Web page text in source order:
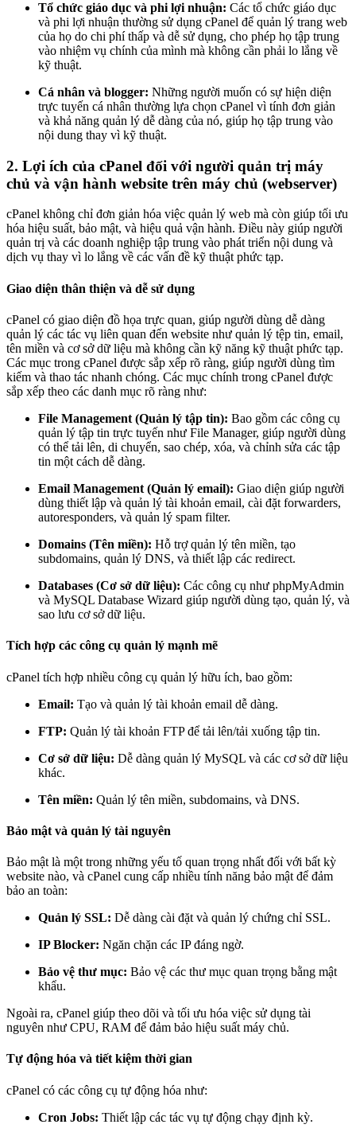
Tổ chức giáo dục và phi lợi nhuận: Các tổ chức giáo dục
và phi lợi nhuận thường sử dụng cPanel để quản lý trang web
của họ do chi phí thấp và dễ sử dụng, cho phép họ tập trung
vào nhiệm vụ chính của mình mà không cần phải lo lắng về
kỹ thuật.
Cá nhân và blogger: Những người muốn có sự hiện diện
trực tuyến cá nhân thường lựa chọn cPanel vì tính đơn giản
và khả năng quản lý dễ dàng của nó, giúp họ tập trung vào
nội dung thay vì kỹ thuật.
2. Lợi ích của cPanel đối với người quản trị máy
chủ và vận hành website trên máy chủ (webserver)
cPanel không chỉ đơn giản hóa việc quản lý web mà còn giúp tối ưu
hóa hiệu suất, bảo mật, và hiệu quả vận hành. Điều này giúp người
quản trị và các doanh nghiệp tập trung vào phát triển nội dung và
dịch vụ thay vì lo lắng về các vấn đề kỹ thuật phức tạp.
Giao diện thân thiện và dễ sử dụng
cPanel có giao diện đồ họa trực quan, giúp người dùng dễ dàng
quản lý các tác vụ liên quan đến website như quản lý tệp tin, email,
tên miền và cơ sở dữ liệu mà không cần kỹ năng kỹ thuật phức tạp.
Các mục trong cPanel được sắp xếp rõ ràng, giúp người dùng tìm
kiếm và thao tác nhanh chóng. Các mục chính trong cPanel được
sắp xếp theo các danh mục rõ ràng như:
File Management (Quản lý tập tin): Bao gồm các công cụ
quản lý tập tin trực tuyến như File Manager, giúp người dùng
có thể tải lên, di chuyển, sao chép, xóa, và chỉnh sửa các tập
tin một cách dễ dàng.
Email Management (Quản lý email): Giao diện giúp người
dùng thiết lập và quản lý tài khoản email, cài đặt forwarders,
autoresponders, và quản lý spam filter.
Domains (Tên miền): Hỗ trợ quản lý tên miền, tạo
subdomains, quản lý DNS, và thiết lập các redirect.
Databases (Cơ sở dữ liệu): Các công cụ như phpMyAdmin
và MySQL Database Wizard giúp người dùng tạo, quản lý, và
sao lưu cơ sở dữ liệu.
Tích hợp các công cụ quản lý mạnh mẽ
cPanel tích hợp nhiều công cụ quản lý hữu ích, bao gồm:
Email: Tạo và quản lý tài khoản email dễ dàng.
FTP: Quản lý tài khoản FTP để tải lên/tải xuống tập tin.
Cơ sở dữ liệu: Dễ dàng quản lý MySQL và các cơ sở dữ liệu
khác.
Tên miền: Quản lý tên miền, subdomains, và DNS.
Bảo mật và quản lý tài nguyên
Bảo mật là một trong những yếu tố quan trọng nhất đối với bất kỳ
website nào, và cPanel cung cấp nhiều tính năng bảo mật để đảm
bảo an toàn:
Quản lý SSL: Dễ dàng cài đặt và quản lý chứng chỉ SSL.
IP Blocker: Ngăn chặn các IP đáng ngờ.
Bảo vệ thư mục: Bảo vệ các thư mục quan trọng bằng mật
khẩu.
Ngoài ra, cPanel giúp theo dõi và tối ưu hóa việc sử dụng tài
nguyên như CPU, RAM để đảm bảo hiệu suất máy chủ.
Tự động hóa và tiết kiệm thời gian
cPanel có các công cụ tự động hóa như:
Cron Jobs: Thiết lập các tác vụ tự động chạy định kỳ.